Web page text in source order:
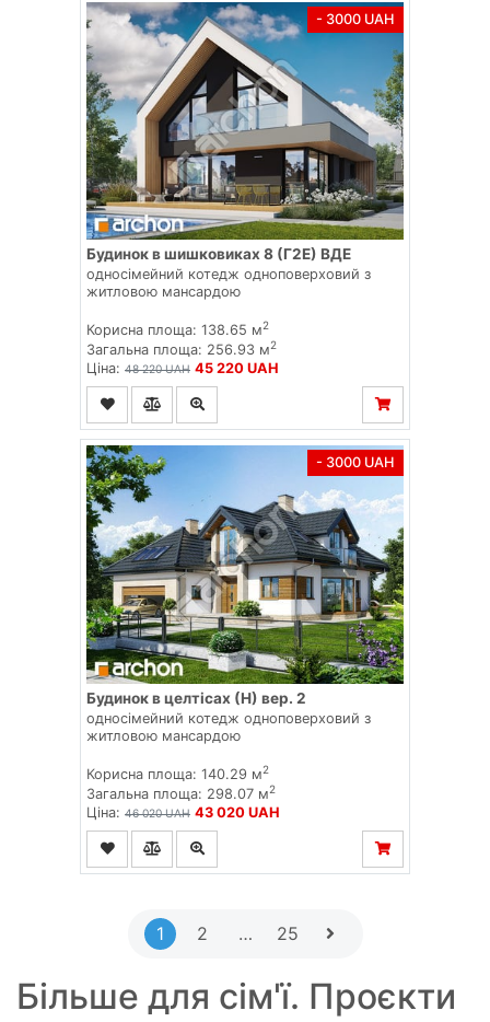
- 3000 UAH
Будинок в шишковиках 8 (Г2E) ВДЕ
односімейний котедж одноповерховий з
житловою мансардою
Корисна площа: 138.65 м2
Загальна площа: 256.93 м2
Ціна: 48 220 UAH 45 220 UAH
- 3000 UAH
Будинок в целтісах (Н) вер. 2
односімейний котедж одноповерховий з
житловою мансардою
Корисна площа: 140.29 м2
Загальна площа: 298.07 м2
Ціна: 46 020 UAH 43 020 UAH
1 2 … 25
Більше для сім'ї. Проєкти